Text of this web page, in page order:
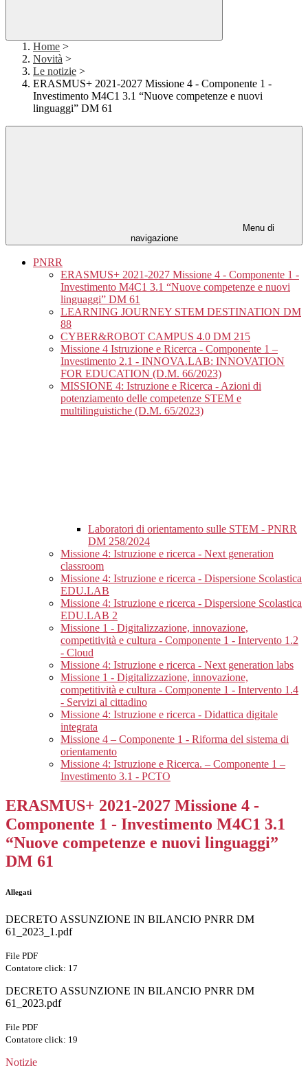
Home >
Novità >
Le notizie >
ERASMUS+ 2021-2027 Missione 4 - Componente 1 -
Investimento M4C1 3.1 “Nuove competenze e nuovi
linguaggi” DM 61
Menu di
navigazione
PNRR
ERASMUS+ 2021-2027 Missione 4 - Componente 1 -
Investimento M4C1 3.1 “Nuove competenze e nuovi
linguaggi” DM 61
LEARNING JOURNEY STEM DESTINATION DM
88
CYBER&ROBOT CAMPUS 4.0 DM 215
Missione 4 Istruzione e Ricerca - Componente 1 –
Investimento 2.1 - INNOVA.LAB: INNOVATION
FOR EDUCATION (D.M. 66/2023)
MISSIONE 4: Istruzione e Ricerca - Azioni di
potenziamento delle competenze STEM e
multilinguistiche (D.M. 65/2023)
Laboratori di orientamento sulle STEM - PNRR
DM 258/2024
Missione 4: Istruzione e ricerca - Next generation
classroom
Missione 4: Istruzione e ricerca - Dispersione Scolastica
EDU.LAB
Missione 4: Istruzione e ricerca - Dispersione Scolastica
EDU.LAB 2
Missione 1 - Digitalizzazione, innovazione,
competitività e cultura - Componente 1 - Intervento 1.2
- Cloud
Missione 4: Istruzione e ricerca - Next generation labs
Missione 1 - Digitalizzazione, innovazione,
competitività e cultura - Componente 1 - Intervento 1.4
- Servizi al cittadino
Missione 4: Istruzione e ricerca - Didattica digitale
integrata
Missione 4 – Componente 1 - Riforma del sistema di
orientamento
Missione 4: Istruzione e Ricerca. – Componente 1 –
Investimento 3.1 - PCTO
ERASMUS+ 2021-2027 Missione 4 -
Componente 1 - Investimento M4C1 3.1
“Nuove competenze e nuovi linguaggi”
DM 61
Allegati
DECRETO ASSUNZIONE IN BILANCIO PNRR DM
61_2023_1.pdf
File PDF
Contatore click: 17
DECRETO ASSUNZIONE IN BILANCIO PNRR DM
61_2023.pdf
File PDF
Contatore click: 19
Notizie